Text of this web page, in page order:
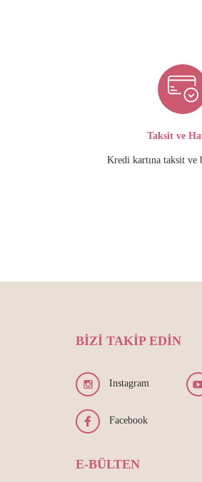
Taksit ve
Kredi kartına taksit ve
BİZİ TAKİP EDİN
Instagram
Facebook
E-BÜLTEN